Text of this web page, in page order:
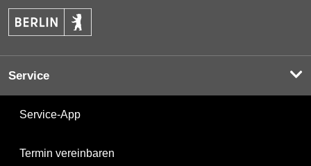
Service
Service-App
Termin vereinbaren